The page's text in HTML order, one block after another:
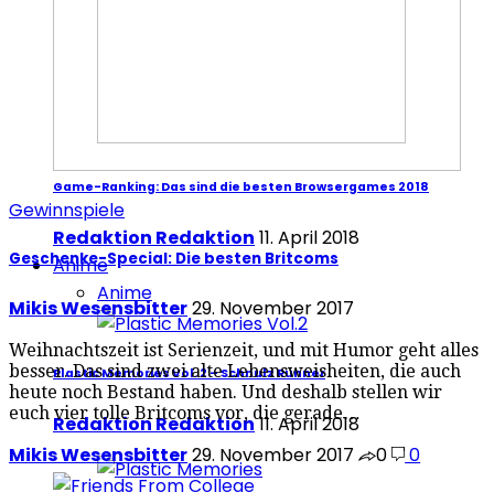
Game-Ranking: Das sind die besten Browsergames 2018
Redaktion Redaktion 11. April 2018
Anime
Anime
Plastic Memories Vol. 2 – Schnulz Runner
Redaktion Redaktion11. April 2018
Gewinnspiele
Geschenke-Special: Die besten Britcoms
Mikis Wesensbitter29. November 2017
Weihnachtszeit ist Serienzeit, und mit Humor geht alles
besser. Das sind zwei alte Lebensweisheiten, die auch
heute noch Bestand haben. Und deshalb stellen wir
euch vier tolle Britcoms vor, die gerade…
Mikis Wesensbitter29. November 2017 0 0